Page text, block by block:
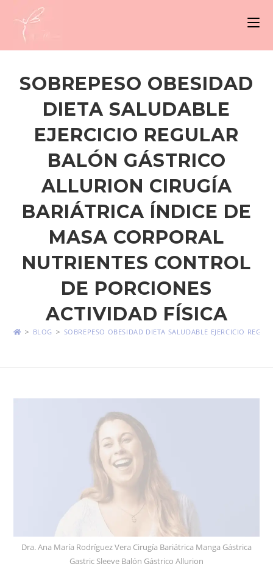
SOBREPESO OBESIDAD
DIETA SALUDABLE
EJERCICIO REGULAR
BALÓN GÁSTRICO
ALLURION CIRUGÍA
BARIÁTRICA ÍNDICE DE
MASA CORPORAL
NUTRIENTES CONTROL
DE PORCIONES
ACTIVIDAD FÍSICA
> BLOG > SOBREPESO OBESIDAD DIETA SALUDABLE EJERCICIO
Dra. Ana María Rodríguez Vera Cirugía Bariátrica Manga Gástrica
Gastric Sleeve Balón Gástrico Allurion